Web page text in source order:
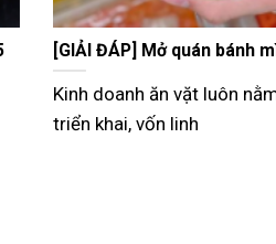
Tư vấn bán bánh mì que
Hiện nay, nhiều người lựa
que vỉa hè như